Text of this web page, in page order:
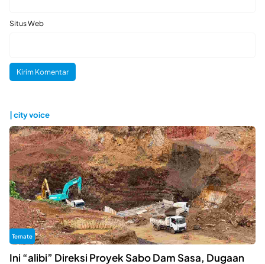
Situs Web
| city voice
Ternate
Ini “alibi” Direksi Proyek Sabo Dam Sasa, Dugaan